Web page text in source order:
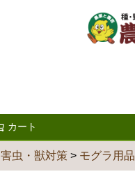
カート
害虫・獣対策 モグラ用品